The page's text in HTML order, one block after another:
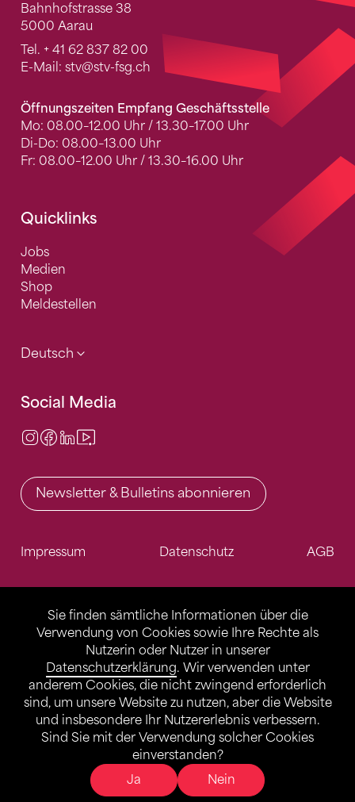
Sie finden sämtliche Informationen über die
Verwendung von Cookies sowie Ihre Rechte als
Nutzerin oder Nutzer in unserer
Datenschutzerklärung. Wir verwenden unter
anderem Cookies, die nicht zwingend erforderlich
sind, um unsere Website zu nutzen, aber die Website
und insbesondere Ihr Nutzererlebnis verbessern.
Sind Sie mit der Verwendung solcher Cookies
einverstanden?
Ja
Nein
Bahnhofstrasse 38
5000 Aarau
Tel. + 41 62 837 82 00
E-Mail: stv@stv-fsg.ch
Öffnungszeiten Empfang Geschäftsstelle
Mo: 08.00–12.00 Uhr / 13.30–17.00 Uhr
Di-Do: 08.00–13.00 Uhr
Fr: 08.00–12.00 Uhr / 13.30–16.00 Uhr
Quicklinks
Jobs
Medien
Shop
Meldestellen
Deutsch
Social Media
Instagram
Facebook
LinkedIn
Newsletter & Bulletins abonnieren
Impressum Datenschutz AGB